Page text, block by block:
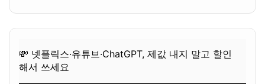
💸 넷플릭스·유튜브·ChatGPT, 제값 내지 말고 할인
해서 쓰세요